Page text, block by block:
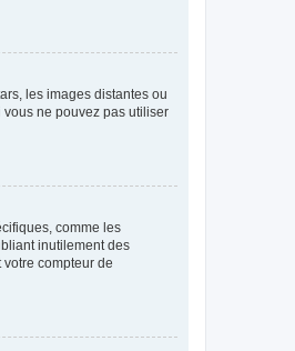
les images distantes ou
ne pouvez pas utiliser
comme les
inutilement des
compteur de